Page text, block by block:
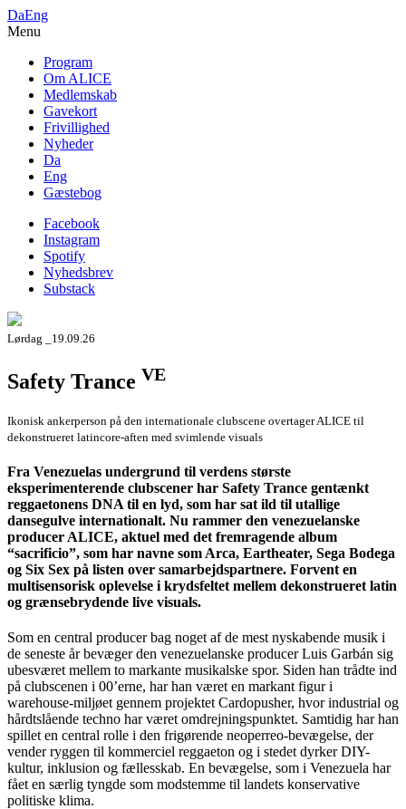
DaEng
Menu
Program
Om ALICE
Medlemskab
Gavekort
Frivillighed
Nyheder
Da
Eng
Gæstebog
Facebook
Instagram
Spotify
Nyhedsbrev
Substack
Lørdag _19.09.26
Safety Trance VE
Ikonisk ankerperson på den internationale clubscene overtager ALICE til
dekonstrueret latincore-aften med svimlende visuals
Fra Venezuelas undergrund til verdens største
eksperimenterende clubscener har Safety Trance gentænkt
reggaetonens DNA til en lyd, som har sat ild til utallige
dansegulve internationalt. Nu rammer den venezuelanske
producer ALICE, aktuel med det fremragende album
“sacrificio”, som har navne som Arca, Eartheater, Sega Bodega
og Six Sex på listen over samarbejdspartnere. Forvent en
multisensorisk oplevelse i krydsfeltet mellem dekonstrueret latin
og grænsebrydende live visuals.
Som en central producer bag noget af de mest nyskabende musik i
de seneste år bevæger den venezuelanske producer Luis Garbán sig
ubesværet mellem to markante musikalske spor. Siden han trådte ind
på clubscenen i 00’erne, har han været en markant figur i
warehouse-miljøet gennem projektet Cardopusher, hvor industrial og
hårdtslående techno har været omdrejningspunktet. Samtidig har han
spillet en central rolle i den frigørende neoperreo-bevægelse, der
vender ryggen til kommerciel reggaeton og i stedet dyrker DIY-
kultur, inklusion og fællesskab. En bevægelse, som i Venezuela har
fået en særlig tyngde som modstemme til landets konservative
politiske klima.